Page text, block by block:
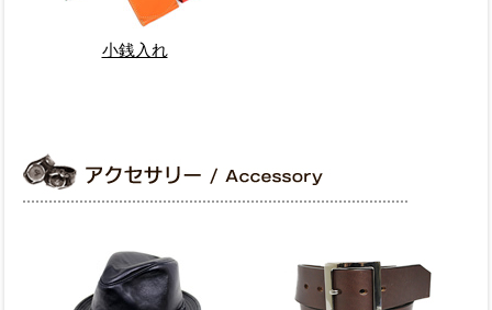
小銭入れ